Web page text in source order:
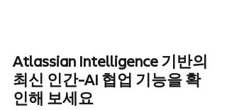
Atlassian Intelligence 기반의
최신 인간-AI 협업 기능을 확
인해 보세요